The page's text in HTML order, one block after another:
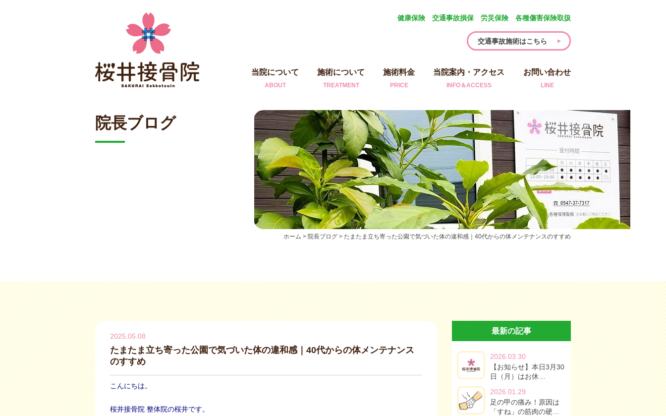
健康保険 交通事故損保 労災保険 各種傷害保険取扱
交通事故施術はこちら
当院について
ABOUT
施術について
TREATMENT
施術料金
PRICE
当院案内・アクセス
INFO＆ACCESS
お問い合わせ
LINE
院長ブログ
ホーム 院長ブログ たまたま立ち寄った公園で気づいた体の違和感｜40代からの体メンテナンスのすすめ
2025.05.08
たまたま立ち寄った公園で気づいた体の違和感｜40代からの体メンテナンス
のすすめ
こんにちは。
桜井接骨院 整体院の桜井です。
最新の記事
2026.03.30
【お知らせ】本日3月30
日（月）はお休…
2026.01.29
足の甲の痛み！原因は
「すね」の筋肉の硬…